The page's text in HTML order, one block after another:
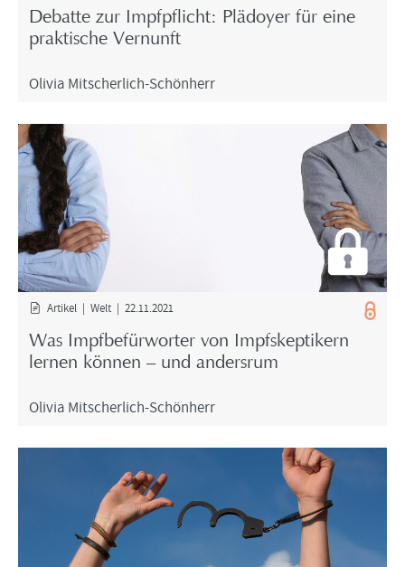
De­bat­te zur Impf­pflicht: Plä­doy­er für eine
prak­ti­sche Ver­nunft
Oli­via Mitscherlich-​Schönherr
Ar­ti­kel | Welt | 22.11.2021
Was Impf­be­für­wor­ter von Impf­skep­ti­kern
ler­nen kön­nen – und an­ders­rum
Oli­via Mitscherlich-​Schönherr